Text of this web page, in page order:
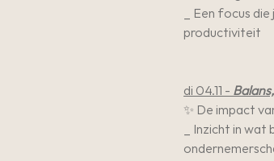
_ Een focus
productiviteit
di 04.11 -
✨ De impact
_ Inzicht in